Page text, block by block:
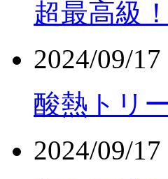
超最高級
2024/09/17
酸熱トリ
2024/09/17